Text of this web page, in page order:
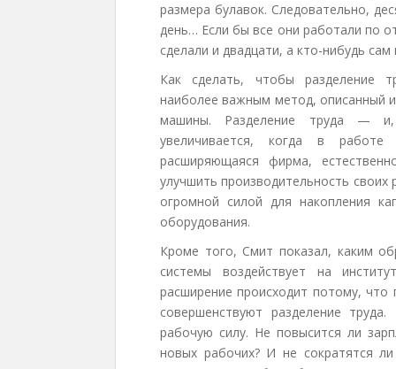
размера булавок. Следовательно,
день… Если бы все они работали по
сделали и двадцати, а кто-нибудь
Как сделать, чтобы разделение
наиболее важным метод, описанный
машины. Разделение труда — и,
увеличивается, когда в
расширяющаяся фирма,
улучшить производительность
огромной силой для накопления
оборудования.
Кроме того, Смит показал, каким
системы воздействует на
расширение происходит потому,
совершенствуют разделение
рабочую силу. Не повысится ли
новых рабочих? И не сократятся